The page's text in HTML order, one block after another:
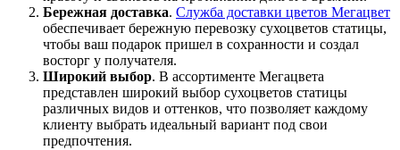
Бережная доставка. Служба доставки цветов Мегацвет
обеспечивает бережную перевозку сухоцветов статицы,
чтобы ваш подарок пришел в сохранности и создал
восторг у получателя.
Широкий выбор. В ассортименте Мегацвета
представлен широкий выбор сухоцветов статицы
различных видов и оттенков, что позволяет каждому
клиенту выбрать идеальный вариант под свои
предпочтения.